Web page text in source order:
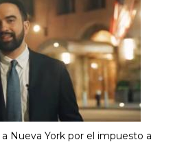
Nueva York por el impuesto a